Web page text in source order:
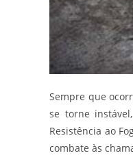
Sempre que
se torne
Resistência ao
combate às